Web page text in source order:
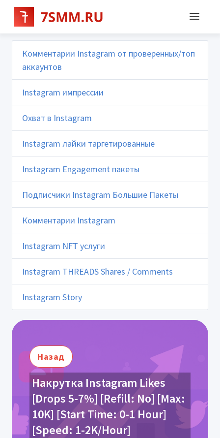
Комментарии Instagram от проверенных/топ
аккаунтов
Instagram импрессии
Охват в Instagram
Instagram лайки таргетированные
Instagram Engagement пакеты
Подписчики Instagram Большие Пакеты
Комментарии Instagram
Instagram NFT услуги
Instagram THREADS Shares / Comments
Instagram Story
Назад
Накрутка Instagram Likes
[Drops 5-7%] [Refill: No] [Max:
10K] [Start Time: 0-1 Hour]
[Speed: 1-2K/Hour]